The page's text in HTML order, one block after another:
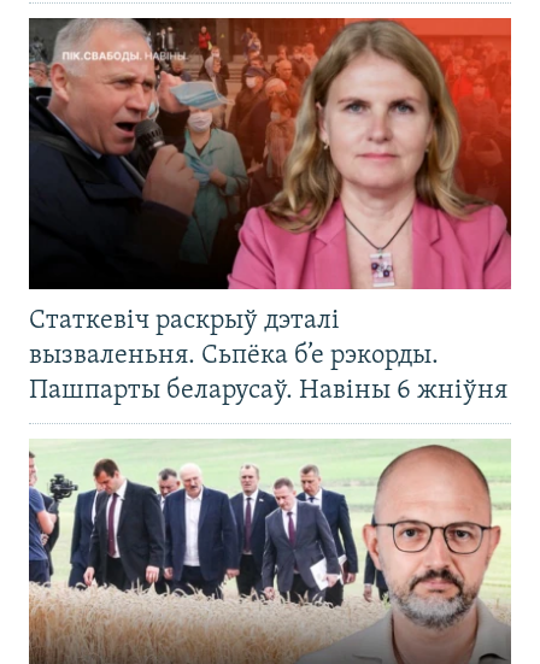
Статкевіч раскрыў дэталі
вызваленьня. Сьпёка б’е рэкорды.
Пашпарты беларусаў. Навіны 6 жніўня